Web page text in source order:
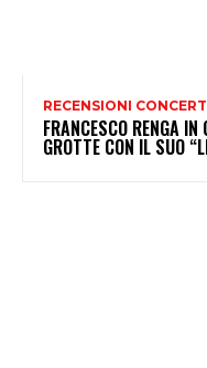
RECENSIONI
FRANCESCO RENGA
GROTTE CON IL SUO